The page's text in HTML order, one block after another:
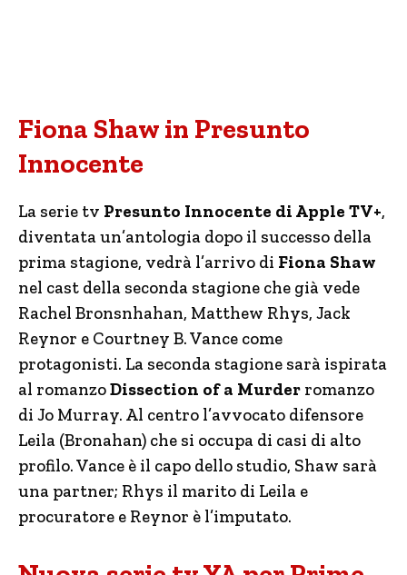
Fiona Shaw in Presunto
Innocente
La serie tv Presunto Innocente di Apple TV+,
diventata un’antologia dopo il successo della
prima stagione, vedrà l’arrivo di Fiona Shaw
nel cast della seconda stagione che già vede
Rachel Bronsnhahan, Matthew Rhys, Jack
Reynor e Courtney B. Vance come
protagonisti. La seconda stagione sarà ispirata
al romanzoDissection of a Murder romanzo
di Jo Murray. Al centro l’avvocato difensore
Leila (Bronahan) che si occupa di casi di alto
profilo. Vance è il capo dello studio, Shaw sarà
una partner; Rhys il marito di Leila e
procuratore e Reynor è l’imputato.